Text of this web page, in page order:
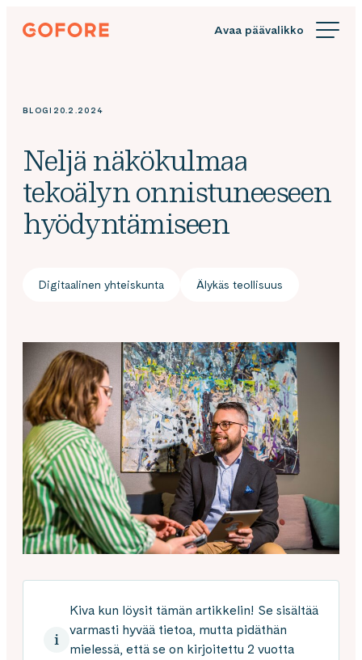
Siirry
suoraan
Gofore
knowledge
BLOGI 20.2.2024
Neljä näkökulmaa
tekoälyn onnistuneeseen
hyödyntämiseen
Digitaalinen yhteiskunta Älykäs teollisuus
Kiva kun löysit tämän artikkelin! Se sisältää
varmasti hyvää tietoa, mutta pidäthän
mielessä, että se on kirjoitettu 2 vuotta